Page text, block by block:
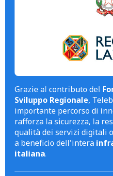
Grazie al contributo del
Sviluppo Regionale,
importante percorso di
rafforza la sicurezza, la
qualità dei servizi
a beneficio dell'intera
italiana.